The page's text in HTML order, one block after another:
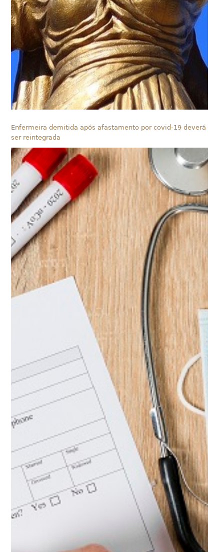
Enfermeira demitida após afastamento por covid-19 deverá
ser reintegrada